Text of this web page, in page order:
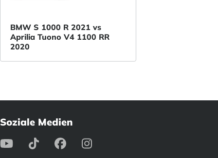
BMW S 1000 R 2021 vs
Aprilia Tuono V4 1100 RR
2020
Soziale Medien